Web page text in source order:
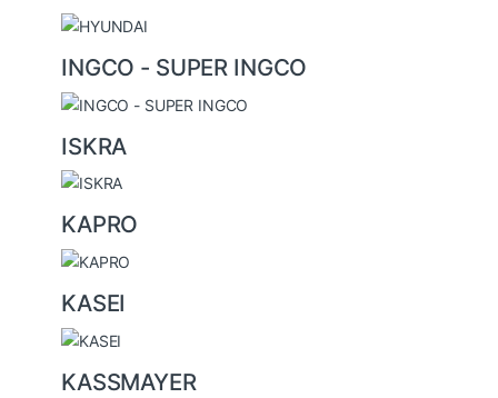
INGCO - SUPER INGCO
ISKRA
KAPRO
KASEI
KASSMAYER